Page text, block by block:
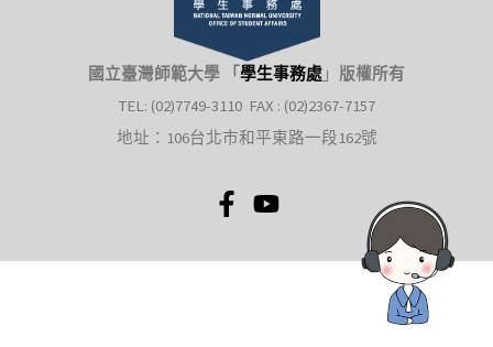
國立臺灣師範大學 「 學生事務處 」 版權所有
TEL: (02)7749-3110 FAX : (02)2367-7157
地址：106台北市和平東路一段162號